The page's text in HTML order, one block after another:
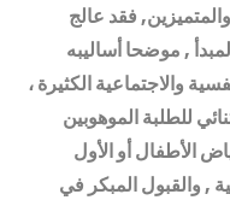
فقد عالج
, موضحا أساليبه
والاجتماعية الكثيرة ،
للطلبة الموهوبين
الأطفال أو الأول
, والقبول المبكر في